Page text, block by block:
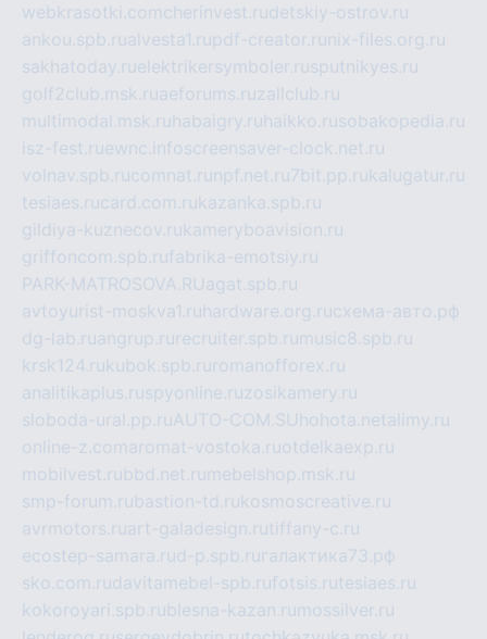
webkrasotki.comcherinvest.rudetskiy-ostrov.ru
ankou.spb.rualvesta1.rupdf-creator.ru nix-files.org.ru
sakhatoday.ruelektrikersymboler.rusputnikyes.ru
golf2club.msk.ruaeforums.ruzallclub.ru
multimodal.msk.ru habaigry.ru haikko.rusobakopedia.ru
isz-fest.ruewnc.infoscreensaver-clock.net.ru
volnav.spb.rucomnat.ru npf.net.ru7bit.pp.rukalugatur.ru
tesiaes.rucard.com.rukazanka.spb.ru
gildiya-kuznecov.rukameryboavision.ru
griffoncom.spb.rufabrika-emotsiy.ru
PARK-MATROSOVA.RUagat.spb.ru
avtoyurist-moskva1.ru hardware.org.ruсхема-авто.рф
dg-lab.ruangrup.ru recruiter.spb.ru music8.spb.ru
krsk124.rukubok.spb.ru romanofforex.ru
analitikaplus.ruspyonline.ruzosikamery.ru
sloboda-ural.pp.ruAUTO-COM.SU hohota.netalimy.ru
online-z.comaromat-vostoka.ruotdelkaexp.ru
mobilvest.rubbd.net.ru mebelshop.msk.ru
smp-forum.rubastion-td.rukosmoscreative.ru
avrmotors.ruart-galadesign.rutiffany-c.ru
ecostep-samara.rud-p.spb.ru галактика73.рф
sko.com.rudavitamebel-spb.rufotsis.rutesiaes.ru
kokoroyari.spb.rublesna-kazan.ru mossilver.ru